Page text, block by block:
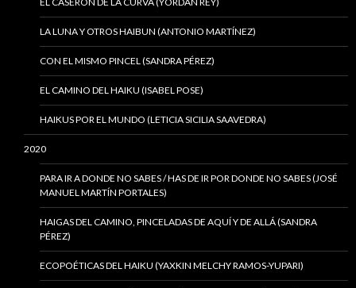
LA LUNA Y OTROS HAIBUN (ANTONIO MARTÍNEZ)
CON EL MISMO PINCEL (SANDRA PÉREZ)
EL CAMINO DEL HAIKU (ISABEL POSE)
HAIKUS POR EL MUNDO (LETICIA SICILIA SAAVEDRA)
2020
PARA IR A DONDE NO SABES / HAS DE IR POR DONDE NO SABES (JOSÉ
MANUEL MARTÍN PORTALES)
HAIGAS DEL CAMINO, PINCELADAS DE AQUÍ Y DE ALLÁ (SANDRA
PÉREZ)
ECOPOÉTICAS DEL HAIKU (YAXKIN MELCHY RAMOS-YUPARI)